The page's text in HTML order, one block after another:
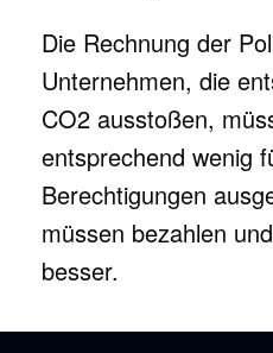
Die Rechnung der
Unternehmen, die
CO2 ausstoßen,
entsprechend wenig
Berechtigungen
müssen bezahlen
besser.